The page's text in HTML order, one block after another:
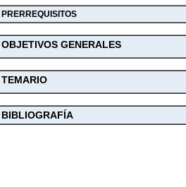
PRERREQUISITOS
OBJETIVOS GENERALES
TEMARIO
BIBLIOGRAFÍA